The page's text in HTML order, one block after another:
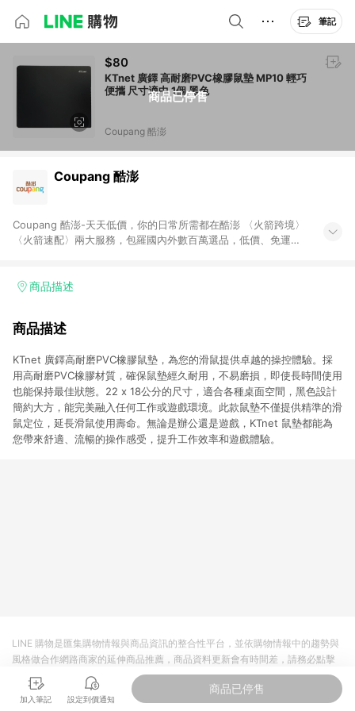
筆記
商品已停售
$80
KTnet 廣鐸 高耐磨PVC橡膠鼠墊 MP10 輕巧
便攜 尺寸適中 1個 黑色
Coupang 酷澎
Coupang 酷澎
Coupang 酷澎-天天低價，你的日常所需都在酷澎 〈火箭跨境〉
〈火箭速配〉兩大服務，包羅國內外數百萬選品，低價、免運，
加入WOW會員告別湊免運，火箭速配、火箭跨境優質選品不限金
商品描述
商品描述
KTnet 廣鐸高耐磨PVC橡膠鼠墊，為您的滑鼠提供卓越的操控體驗。採
用高耐磨PVC橡膠材質，確保鼠墊經久耐用，不易磨損，即使長時間使用
也能保持最佳狀態。22 x 18公分的尺寸，適合各種桌面空間，黑色設計
簡約大方，能完美融入任何工作或遊戲環境。此款鼠墊不僅提供精準的滑
鼠定位，延長滑鼠使用壽命。無論是辦公還是遊戲，KTnet 鼠墊都能為
您帶來舒適、流暢的操作感受，提升工作效率和遊戲體驗。
加入筆記 設定到價通知
商品已停售
LINE 購物是匯集購物情報與商品資訊的整合性平台，並依購物情報中的趨勢與
風格做合作網路商家的延伸商品推薦，商品資料更新會有時間差，請務必點擊
商品至各合作網路商家，確認現售價與購物條件，一切資訊以合作廠商網頁為
準。